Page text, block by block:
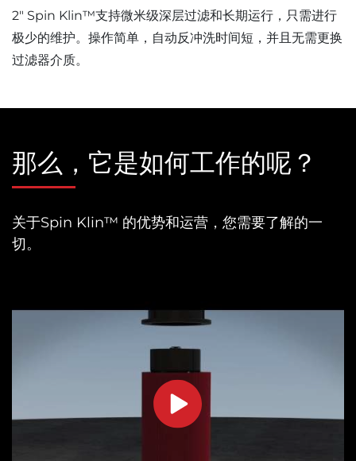
2″ Spin Klin™支持微米级深层过滤和长期运行，只需进行
极少的维护。操作简单，自动反冲洗时间短，并且无需更换
过滤器介质。
那么，它是如何工作的呢？
关于Spin Klin™ 的优势和运营，您需要了解的一
切。